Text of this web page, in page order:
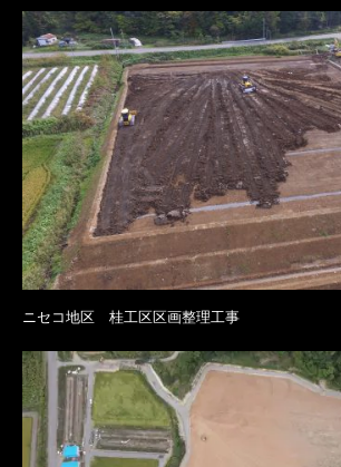
ニセコ地区 桂工区区画整理工事